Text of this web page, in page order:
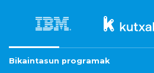
Bikaintasun programak